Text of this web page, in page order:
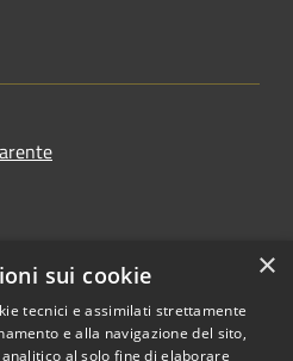
×
sui cookie
tecnici e assimilati strettamente
e alla navigazione del sito,
al solo fine di elaborare